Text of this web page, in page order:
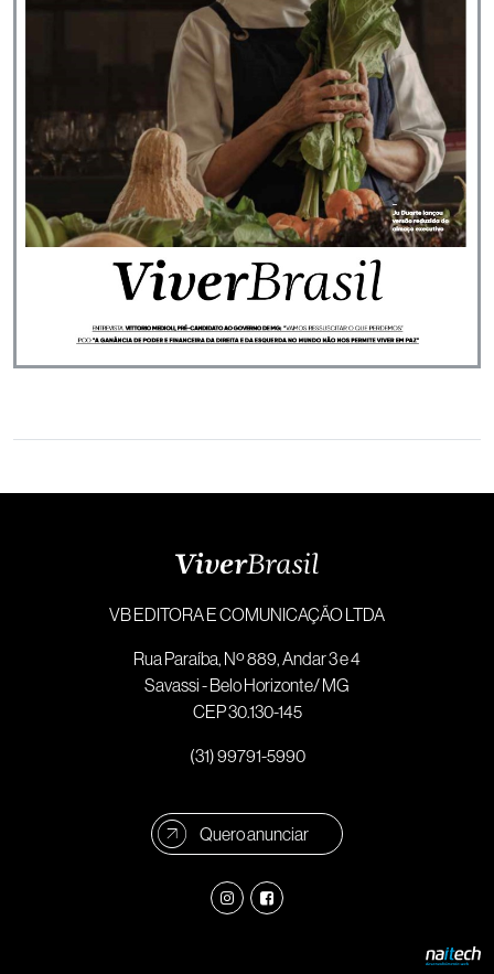
VB EDITORA E COMUNICAÇÃO LTDA
Rua Paraíba, Nº 889, Andar 3 e 4
Savassi - Belo Horizonte/ MG
CEP 30.130-145
(31) 99791-5990
Quero anunciar